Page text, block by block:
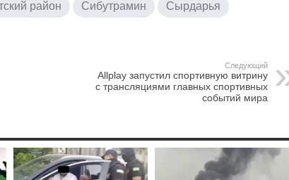
район Сибутрамин Сырдарья
Следующий
Allplay запустил спортивную витрину
с трансляциями главных спортивных
событий мира